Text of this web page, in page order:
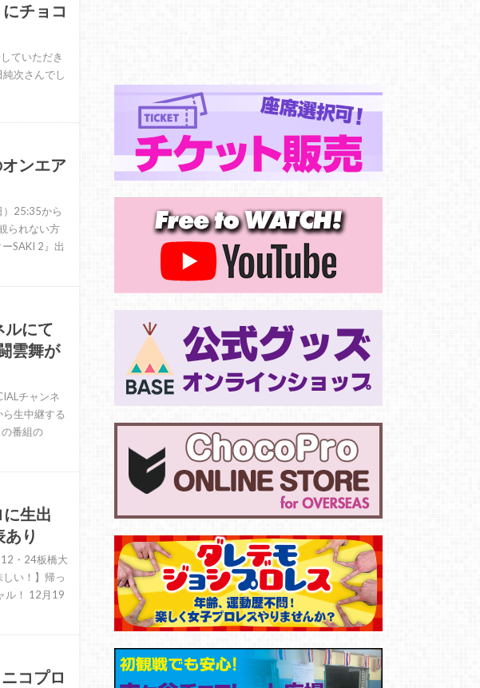
チョコ
ていただき
次さんでし
ンエア
）25:35から
られない方
SAKI 2』出
ルにて
雲舞が
チャンネ
生中継する
番組の
生出
り
・24板橋大
い！】帰っ
ル！ 12月19
コプロ